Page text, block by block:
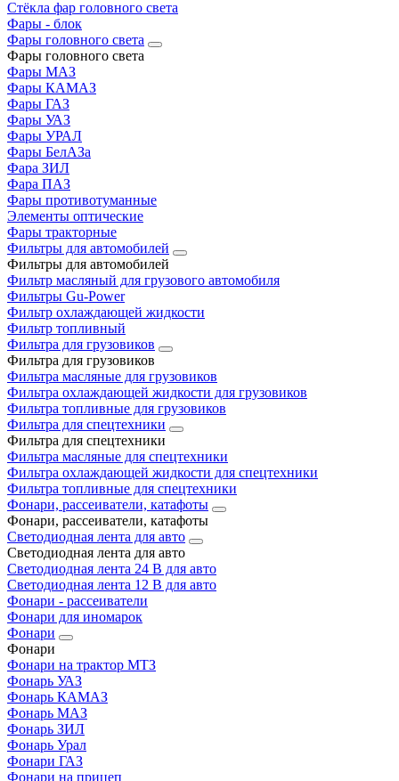
Стёкла фар головного света
Фары - блок
Фары головного света
Фары головного света
Фары МАЗ
Фары КАМАЗ
Фары ГАЗ
Фары УАЗ
Фары УРАЛ
Фары БелАЗа
Фара ЗИЛ
Фара ПАЗ
Фары противотуманные
Элементы оптические
Фары тракторные
Фильтры для автомобилей
Фильтры для автомобилей
Фильтр масляный для грузового автомобиля
Фильтры Gu-Power
Фильтр охлаждающей жидкости
Фильтр топливный
Фильтра для грузовиков
Фильтра для грузовиков
Фильтра масляные для грузовиков
Фильтра охлаждающей жидкости для грузовиков
Фильтра топливные для грузовиков
Фильтра для спецтехники
Фильтра для спецтехники
Фильтра масляные для спецтехники
Фильтра охлаждающей жидкости для спецтехники
Фильтра топливные для спецтехники
Фонари, рассеиватели, катафоты
Фонари, рассеиватели, катафоты
Светодиодная лента для авто
Светодиодная лента для авто
Светодиодная лента 24 В для авто
Светодиодная лента 12 В для авто
Фонари - рассеиватели
Фонари для иномарок
Фонари
Фонари
Фонари на трактор МТЗ
Фонарь УАЗ
Фонарь КАМАЗ
Фонарь МАЗ
Фонарь ЗИЛ
Фонарь Урал
Фонари ГАЗ
Фонари на прицеп